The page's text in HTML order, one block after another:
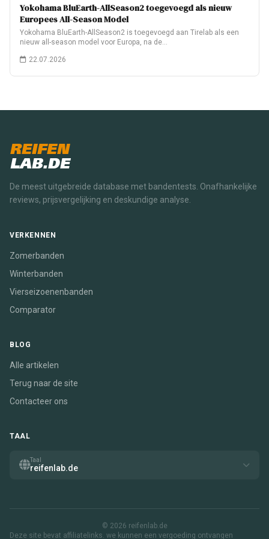
Yokohama BluEarth-AllSeason2 toegevoegd als nieuw
Europees All-Season Model
Yokohama BluEarth-AllSeason2 is toegevoegd aan Tirelab als een
nieuw all-season model voor Europa, na de…
22.07.2026
REIFEN
LAB.DE
De meest uitgebreide database met bandentests. Onafhankelijke
reviews, prijsvergelijking en deskundige analyse.
VERKENNEN
Zomerbanden
Winterbanden
Vierseizoenenbanden
Comparator
BLOG
Alle artikelen
Terug naar de site
Contacteer ons
TAAL
Taal
reifenlab.de
© 2026 reifenlab.de
Deze site bevat affiliatelinks. we kunnen een vergoeding ontvangen